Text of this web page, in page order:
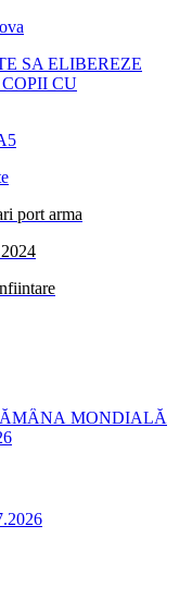
SA ELIBEREZE
CU
port arma
MONDIALĂ